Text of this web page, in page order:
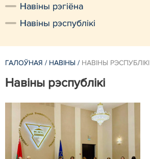
Навіны рэгіёна
Навіны рэспублікі
ГАЛОЎНАЯ / НАВІНЫ / НАВІНЫ РЭСПУБЛІКІ
Навіны рэспублікі